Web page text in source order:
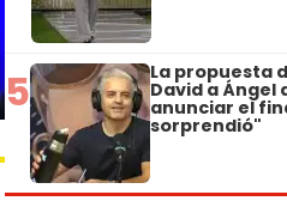
5 La propuesta
David a Ángel
anunciar el
sorprendió"